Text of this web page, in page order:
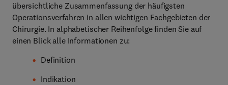
übersichtliche Zusammenfassung der häufigsten
Operationsverfahren in allen wichtigen Fachgebieten der
Chirurgie. In alphabetischer Reihenfolge finden Sie auf
einen Blick alle Informationen zu:
Definition
Indikation